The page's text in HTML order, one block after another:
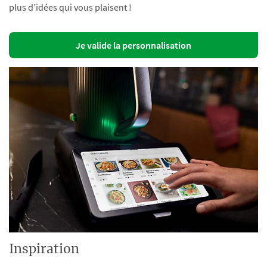
plus d’idées qui vous plaisent !
Je valide la personnalisation
Inspiration